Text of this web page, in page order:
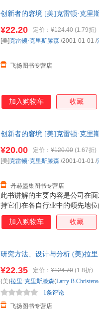
创新者的窘境 [美]克雷顿·克里
¥22.20 定价： ¥124.40 (1.79折)
飞扬图书专营店
[美]克雷顿·克里斯滕森 /2001-01-01 /
加入购物车 收藏
创新者的窘境 [美]克雷顿·克里
此书讲解的主要内容是公司在
持它们在各自行业中的领先地
而是那些以精于管理著称的公
¥20.00 定价： ¥120.00 (1.67折)
丹赫墨集图书专营店
[美]克雷顿·克里斯滕森 /2001-01-01 /
加入购物车 收藏
研究方法、设计与分析 (美)拉里
¥22.35 定价： ¥124.70 (1.8折)
飞扬图书专营店
1条评论
(美)拉里·克里斯滕森(Larry